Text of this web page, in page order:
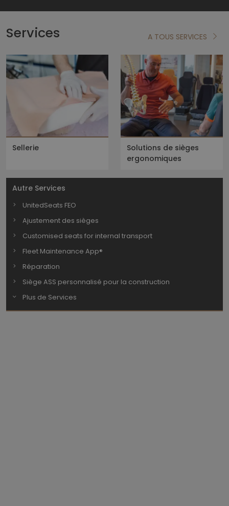
Services A TOUS SERVICES
Sellerie
Solutions de sièges
ergonomiques
Autre Services
UnitedSeats FEO
Ajustement des sièges
Customised seats for internal transport
Fleet Maintenance App®
Réparation
Siège ASS personnalisé pour la construction
Plus de Services